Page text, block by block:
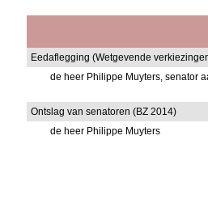
Eedaflegging (Wetgevende
de heer Philippe Muyters, senator
Ontslag van senatoren (BZ 2014)
de heer Philippe Muyters